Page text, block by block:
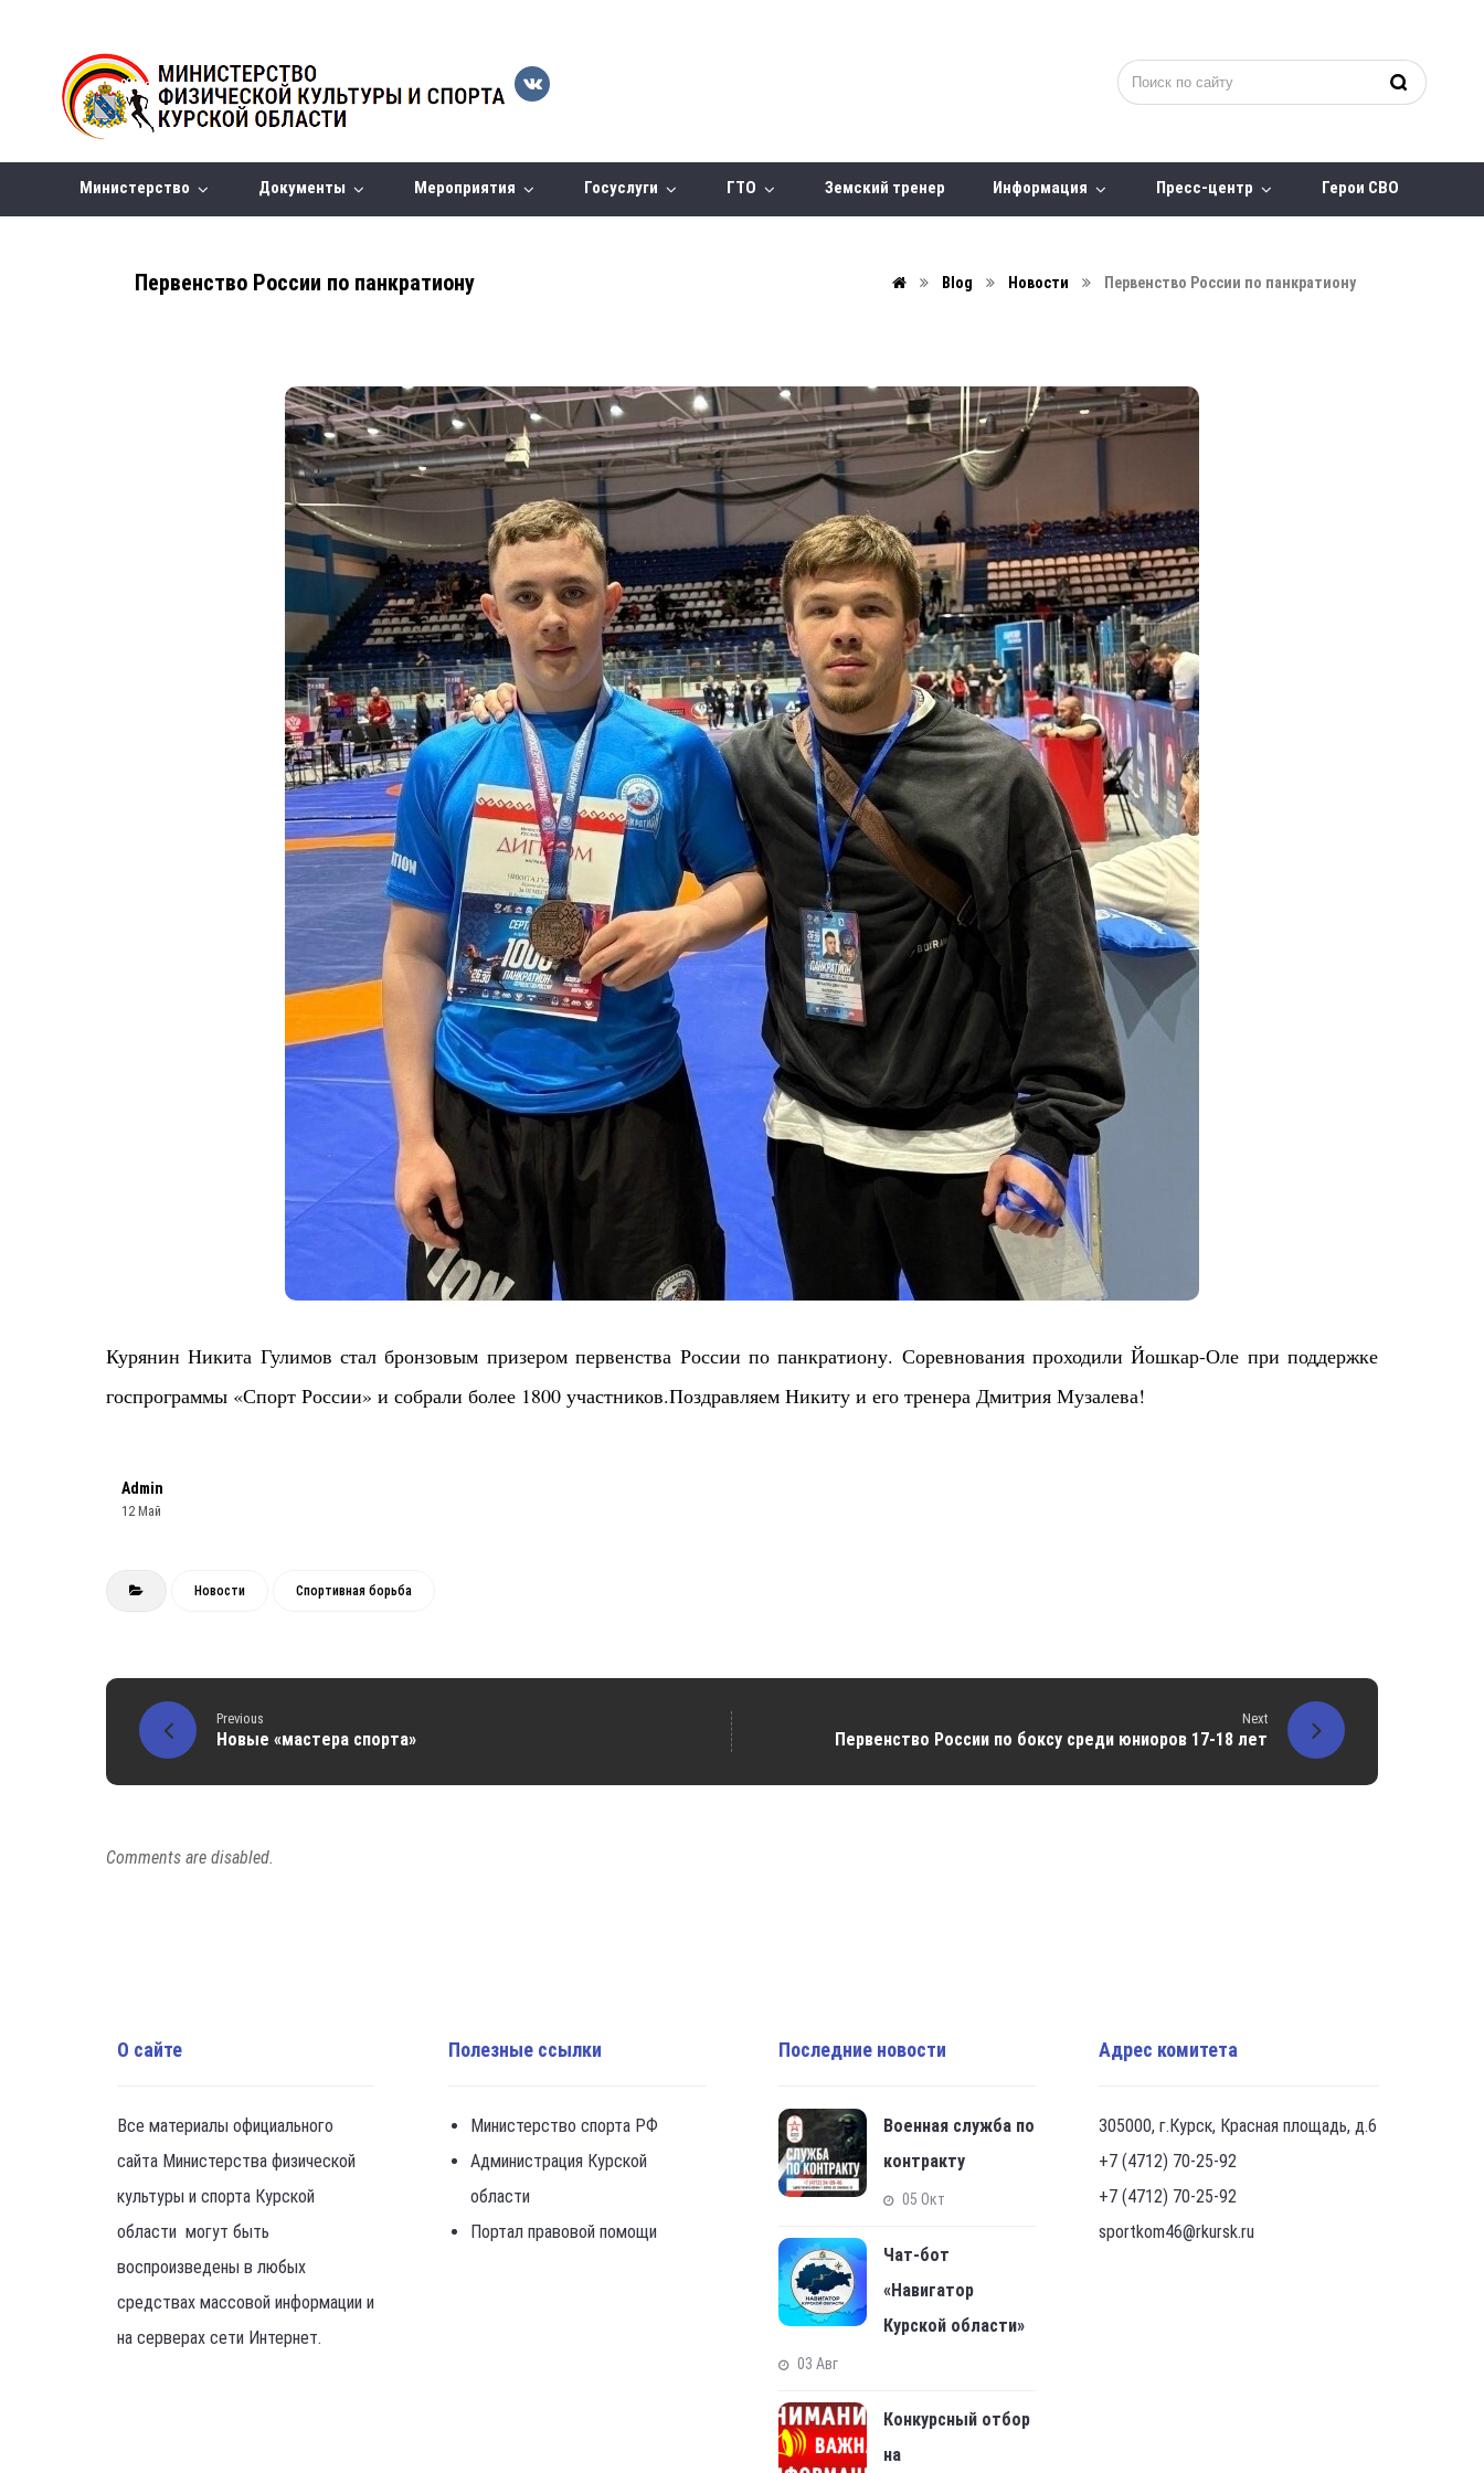
Министерство Документы Мероприятия Госуслуги ГТО Земский тренер Информация Пресс-центр Герои СВО
Первенство России по панкратиону Blog Новости Первенство России по панкратиону
Курянин Никита Гулимов стал бронзовым призером первенства России по панкратиону. Соревнования проходили Йошкар-Оле при поддержке
госпрограммы «Спорт России» и собрали более 1800 участников.Поздравляем Никиту и его тренера Дмитрия Музалева!
Admin
12 Май
Новости Спортивная борьба
Previous
Новые «мастера спорта»
Next
Первенство России по боксу среди юниоров 17-18 лет
Comments are disabled.
О сайте
Все материалы официального
сайта Министерства физической
культуры и спорта Курской
области могут быть
воспроизведены в любых
средствах массовой информации и
на серверах сети Интернет.
Полезные ссылки
Министерство спорта РФ
Администрация Курской
области
Портал правовой помощи
Последние новости
Военная служба по
контракту
05 Окт
Чат-бот
«Навигатор
Курской области»
03 Авг
Конкурсный отбор
на
Адрес комитета
305000, г.Курск, Красная площадь, д.6
+7 (4712) 70-25-92
+7 (4712) 70-25-92
sportkom46@rkursk.ru